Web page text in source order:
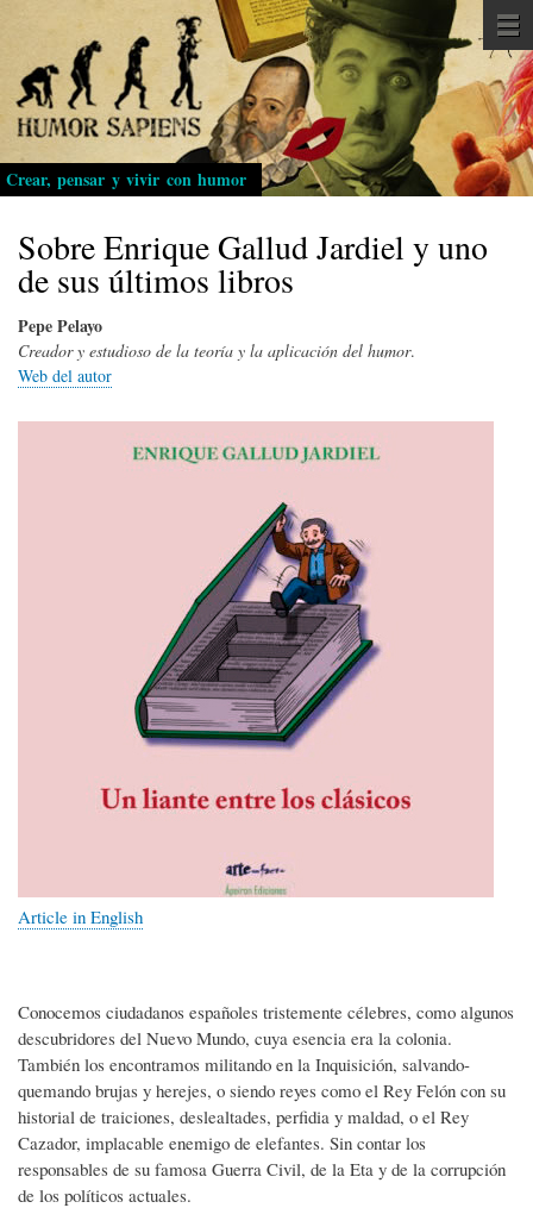
Pasar
al
contenido
principal
Crear, pensar y vivir con humor
Sobre Enrique Gallud Jardiel y uno
de sus últimos libros
Pepe Pelayo
Creador y estudioso de la teoría y la aplicación del humor.
Web del autor
Article in English
Conocemos ciudadanos españoles tristemente célebres, como algunos
descubridores del Nuevo Mundo, cuya esencia era la colonia.
También los encontramos militando en la Inquisición, salvando-
quemando brujas y herejes, o siendo reyes como el Rey Felón con su
historial de traiciones, deslealtades, perfidia y maldad, o el Rey
Cazador, implacable enemigo de elefantes. Sin contar los
responsables de su famosa Guerra Civil, de la Eta y de la corrupción
de los políticos actuales.